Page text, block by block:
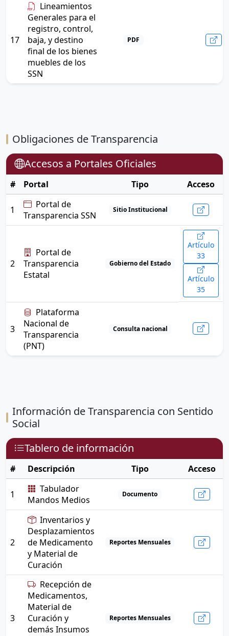
17
Lineamientos
Generales para el
registro, control,
baja, y destino
final de los bienes
muebles de los
SSN
PDF
Obligaciones de Transparencia
Accesos a Portales Oficiales
# Portal Tipo Acceso
1
Portal de
Transparencia SSN
Sitio Institucional
2
Portal de
Transparencia
Estatal
Gobierno del Estado
Artículo
33
Artículo
35
3
Plataforma
Nacional de
Transparencia
(PNT)
Consulta nacional
Información de Transparencia con Sentido
Social
Tablero de información
# Descripción Tipo Acceso
1
Tabulador
Mandos Medios
Documento
2
Inventarios y
Desplazamientos
de Medicamento
y Material de
Curación
Reportes Mensuales
3
Recepción de
Medicamentos,
Material de
Curación y
demás Insumos
Reportes Mensuales